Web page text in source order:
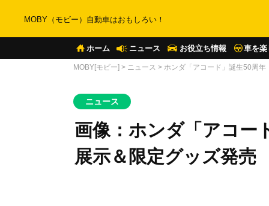
MOBY（モビー）自動車はおもしろい！
ホーム ニュース お役立ち情報 車を楽
MOBY[モビー] > ニュース > ホンダ「アコード」誕生50周
ニュース
画像：ホンダ「アコ
展示＆限定グッズ発売